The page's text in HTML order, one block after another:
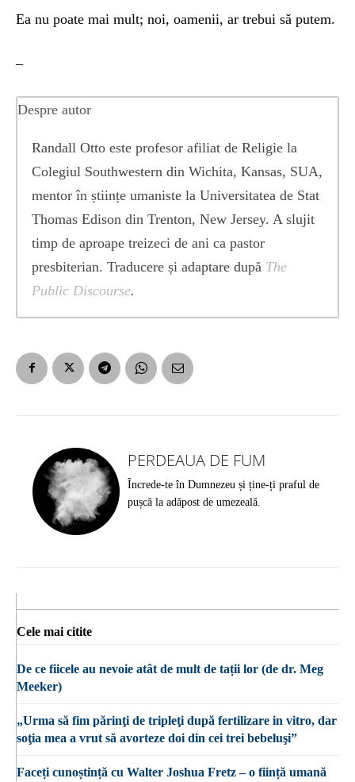
Ea nu poate mai mult; noi, oamenii, ar trebui să putem.
–
Despre autor
Randall Otto este profesor afiliat de Religie la
Colegiul Southwestern din Wichita, Kansas, SUA,
mentor în științe umaniste la Universitatea de Stat
Thomas Edison din Trenton, New Jersey. A slujit
timp de aproape treizeci de ani ca pastor
presbiterian. Traducere și adaptare după The
Public Discourse.
PERDEAUA DE FUM
Încrede-te în Dumnezeu și ține-ți praful de
pușcă la adăpost de umezeală.
Cele mai citite
De ce fiicele au nevoie atât de mult de tații lor (de dr. Meg
Meeker)
„Urma să fim părinţi de tripleţi după fertilizare in vitro, dar
soţia mea a vrut să avorteze doi din cei trei bebeluşi”
Faceți cunoștință cu Walter Joshua Fretz – o ființă umană